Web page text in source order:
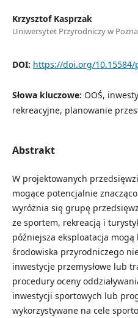
Krzysztof Kasprzak
Uniwersytet Przyrodniczy w
DOI: https://doi.org/10.15584/
Słowa kluczowe: OOŚ,
rekreacyjne, planowanie
Abstrakt
W projektowanych
mogące potencjalnie
wyróżnia się grupę
ze sportem, rekreacją i
późniejsza eksploatacja mogą
środowiska przyrodniczego
inwestycje przemysłowe lub
procedury oceny
inwestycji sportowych lub
wykorzystywane na cele